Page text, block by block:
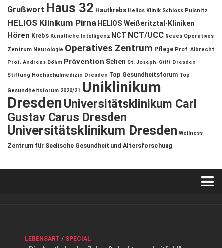
Grußwort Haus 32 Hautkrebs Helios Klinik Schloss Pulsnitz
HELIOS Klinikum Pirna HELIOS Weißeritztal-Kliniken
Hören Krebs Künstliche Intelligenz NCT NCT/UCC Neues Operatives
Zentrum Neurologie Operatives Zentrum Pflege Prof. Albrecht
Prof. Andreas Böhm Prävention Sehen St. Joseph-Stift Dresden
Stiftung Hochschulmedizin Dresden Top Gesundheitsforum Top
Gesundheitsforum 2020/21 Uniklinikum
DresdenUniversitätsklinikum Carl
Gustav Carus Dresden
Universitätsklinikum Dresden Wellness
Zentrum für Seelische Gesundheit und Altersforschung
Datenschutzerklärung
LEBENSART / SPECIAL